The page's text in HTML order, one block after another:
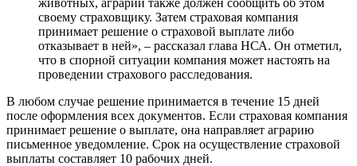
своему страховщику. Затем страховая компания
принимает решение о страховой выплате либо
отказывает в ней», – рассказал глава НСА. Он отметил,
что в спорной ситуации компания может настоять на
проведении страхового расследования.
В любом случае решение принимается в течение 15 дней
после оформления всех документов. Если страховая компания
принимает решение о выплате, она направляет аграрию
письменное уведомление. Срок на осуществление страховой
выплаты составляет 10 рабочих дней.